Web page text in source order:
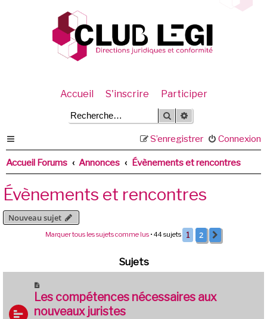
Accueil S'inscrire Participer
Rechercher
Connexion
S’enregistrer
Accueil Forums Annonces Évènements et rencontres
Évènements et rencontres
Nouveau sujet
Marquer tous les sujets comme lus• 44 sujets 1 2
Sujets
Les compétences nécessaires aux
nouveaux juristes